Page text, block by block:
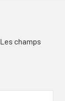
Les champs